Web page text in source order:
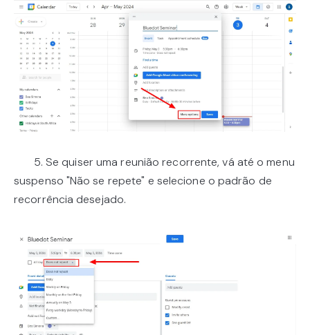
5. Se quiser uma reunião recorrente, vá até o menu
suspenso "Não se repete" e selecione o padrão de
recorrência desejado.